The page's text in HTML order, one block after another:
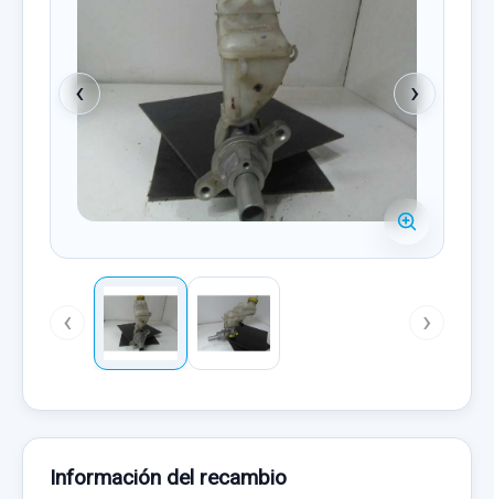
‹ ›
‹ ›
Información del recambio